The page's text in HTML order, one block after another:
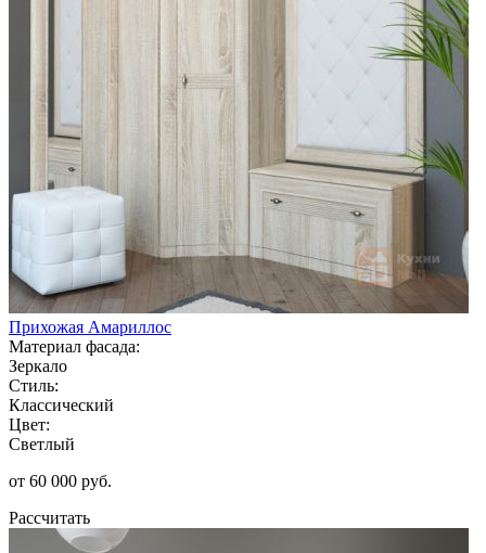
Прихожая Амариллос
Материал фасада:
Зеркало
Стиль:
Классический
Цвет:
Светлый
от 60 000 руб.
Рассчитать